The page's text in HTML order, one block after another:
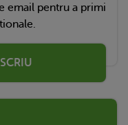
email pentru a primi